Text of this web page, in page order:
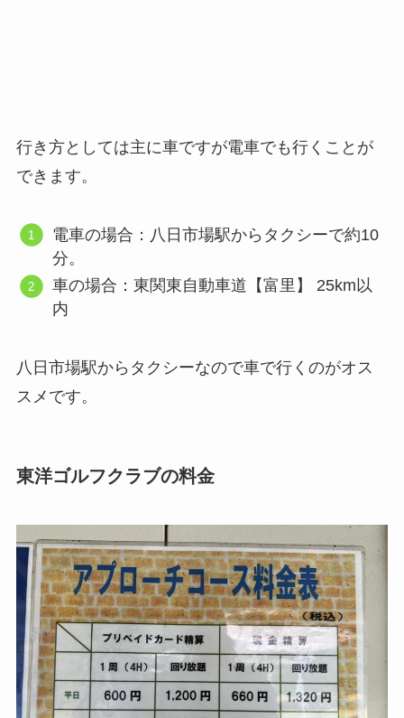
行き方としては主に車ですが電車でも行くことが
できます。
電車の場合：八日市場駅からタクシーで約10
分。
車の場合：東関東自動車道【富里】 25km以
内
八日市場駅からタクシーなので車で行くのがオス
スメです。
東洋ゴルフクラブの料金